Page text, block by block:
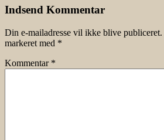
Indsend Kommentar
Din e-mailadresse vil ikke blive publiceret.
markeret med *
Kommentar *